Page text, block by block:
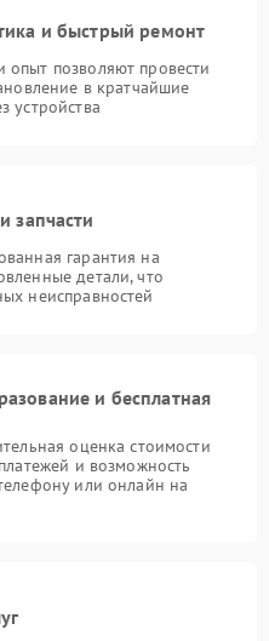
и быстрый ремонт
позволяют провести
в кратчайшие
устройства
запчасти
гарантия на
детали, что
неисправностей
и бесплатная
оценка стоимости
и возможность
или онлайн на